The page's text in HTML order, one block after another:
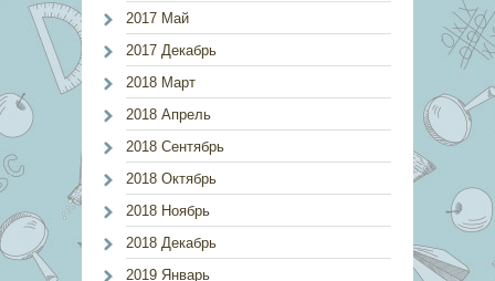
2017 Май
2017 Декабрь
2018 Март
2018 Апрель
2018 Сентябрь
2018 Октябрь
2018 Ноябрь
2018 Декабрь
2019 Январь